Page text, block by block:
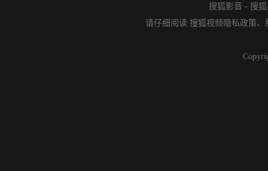
搜狐影音 - 搜
请仔细阅读 搜狐视频隐私政策、